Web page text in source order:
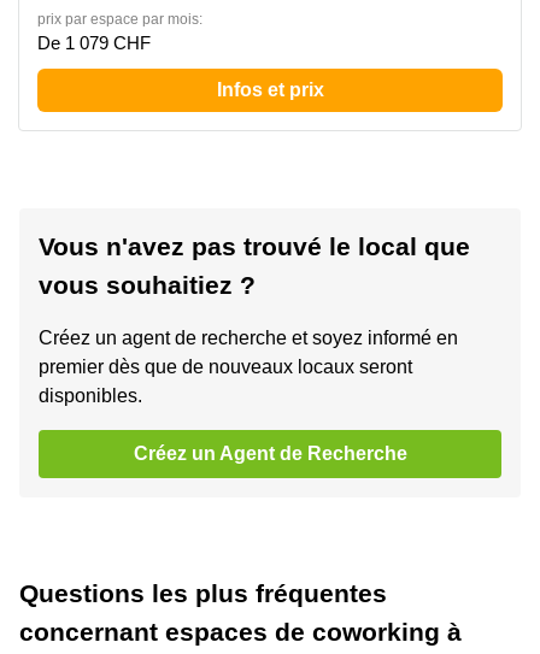
prix par espace par mois:
De 1 079 CHF
Infos et prix
Vous n'avez pas trouvé le local que
vous souhaitiez ?
Créez un agent de recherche et soyez informé en
premier dès que de nouveaux locaux seront
disponibles.
Créez un Agent de Recherche
Questions les plus fréquentes
concernant espaces de coworking à